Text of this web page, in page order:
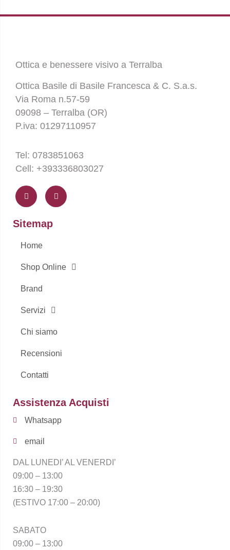
Ottica e benessere visivo a Terralba
Ottica Basile di Basile Francesca & C. S.a.s.
Via Roma n.57-59
09098 – Terralba (OR)
P.iva: 01297110957
Tel: 0783851063
Cell: +393336803027
a
c
e
b
o
-
f
n
s
t
a
Sitemap
Home
Shop Online
Brand
Servizi
Chi siamo
Recensioni
Contatti
Assistenza Acquisti
Whatsapp
email
DAL LUNEDI’ AL VENERDI’
09:00 – 13:00
16:30 – 19:30
(ESTIVO 17:00 – 20:00)
SABATO
09:00 – 13:00